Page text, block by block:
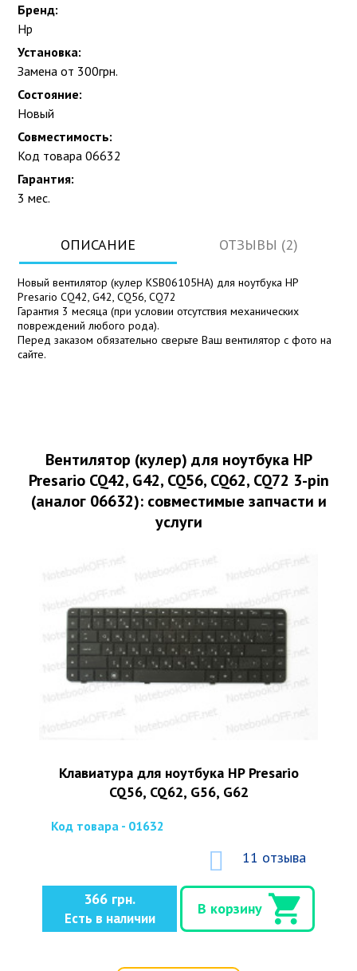
Бренд:
Hp
Установка:
Замена от 300грн.
Состояние:
Новый
Совместимость:
Код товара 06632
Гарантия:
3 мес.
ОПИСАНИЕ ОТЗЫВЫ (2)
Новый вентилятор (кулер KSB06105HA) для ноутбука HP
Presario CQ42, G42, CQ56, CQ72
Гарантия 3 месяца (при условии отсутствия механических
повреждений любого рода).
Перед заказом обязательно сверьте Ваш вентилятор с фото на
сайте.
Вентилятор (кулер) для ноутбука HP
Presario CQ42, G42, CQ56, CQ62, CQ72 3-pin
(аналог 06632): совместимые запчасти и
услуги
Клавиатура для ноутбука HP Presario
CQ56, CQ62, G56, G62
Код товара - 01632
11 отзыва
366 грн.
Есть в наличии
В корзину